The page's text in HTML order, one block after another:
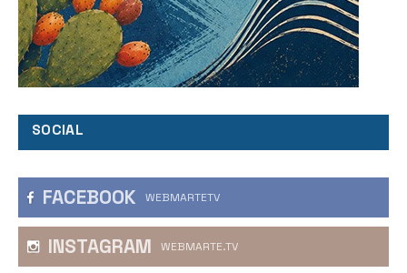
SOCIAL
FACEBOOK WEBMARTETV
INSTAGRAM WEBMARTE.TV